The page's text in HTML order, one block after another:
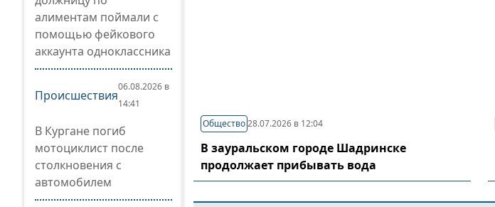
алиментам поймали с
помощью фейкового
аккаунта одноклассника
Происшествия
06.08.2026 в
14:41
В Кургане погиб
мотоциклист после
столкновения с
автомобилем
Общество28.07.2026 в 12:04
В зауральском городе Шадринске
продолжает прибывать вода